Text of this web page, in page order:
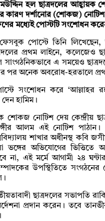
হল ছাত্রদলের
কারণ দর্শানোর (শোকজ)
মধ্যেই পোস্টটি সংশোধন
পোস্টে তিনি
প্রথম লাইনে, কলেজেও
এ সময়েও
পর অনেক অবরোধ-হরতালে
সংশোধন করে ‘আল্লাহর
হামিম।
শোকজ নোটিশ দেয় কেন্দ্রীয়
আলম এই নোটিশ
শাখার অধীনস্থ কবি
অভিযোগের ভিত্তিতে
না, এই মর্মে আগামী ২৪ ঘন্টার
উপস্থিতিতে সংগঠনের
ছাত্রদলের সভাপতি
প্রদান করেন। তবে